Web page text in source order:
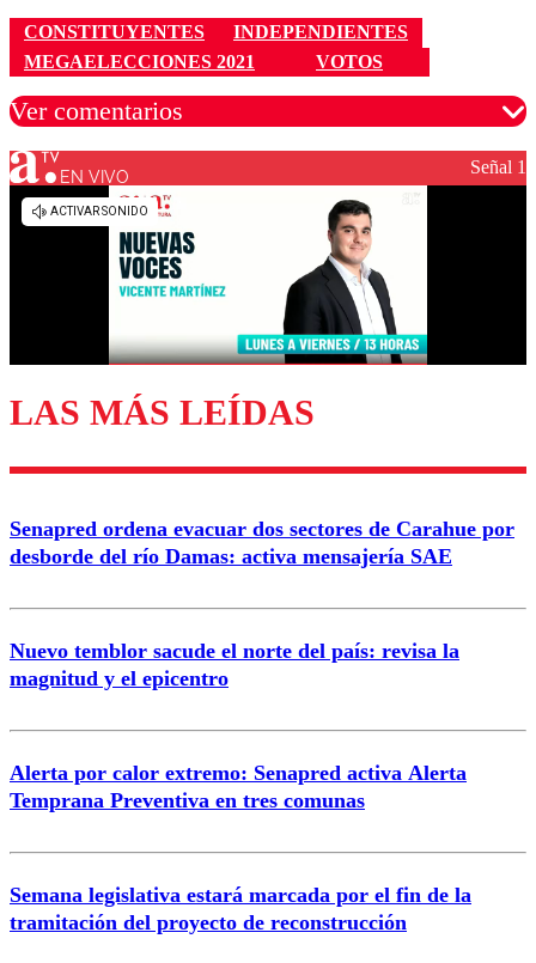
CONSTITUYENTES
INDEPENDIENTES
MEGAELECCIONES 2021
VOTOS
Ver comentarios
Los comentarios son moderados para garantizar un
diálogo respetuoso.
Enviar comentario
EN VIVO Señal 1
LAS MÁS LEÍDAS
Senapred ordena evacuar dos sectores de Carahue por
desborde del río Damas: activa mensajería SAE
Nuevo temblor sacude el norte del país: revisa la
magnitud y el epicentro
Alerta por calor extremo: Senapred activa Alerta
Temprana Preventiva en tres comunas
Semana legislativa estará marcada por el fin de la
tramitación del proyecto de reconstrucción